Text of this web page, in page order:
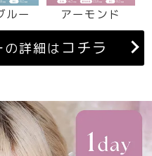
ルー アーモンド
の詳細は コチラ